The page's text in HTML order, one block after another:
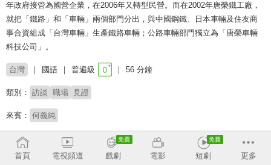
年政府接管為國營企業，在2006年又轉型民營。而在2002年唐榮鐵工廠，
就把「鐵路」和「車輛」兩個部門分出，與中國鋼鐵、日本車輛及住友商
事合資組成「台灣車輛」生產鐵路車輛；公路車輛部門獨立為「唐榮車輛
科技公司」。
台灣 國語 普遍級 56 分鐘
類別： 訪談 職場 見證
來賓： 何義純
主持：
首頁 電視頻道 戲劇 電影 短劇 更多